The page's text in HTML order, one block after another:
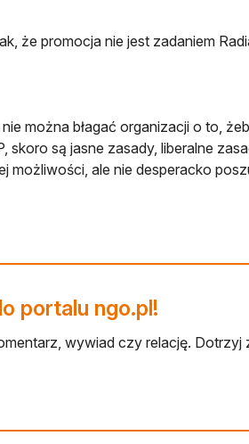
że promocja nie jest zadaniem
można błagać organizacji o to,
skoro są jasne zasady, liberalne
możliwości, ale nie desperacko
portalu ngo.pl!
wywiad czy relację.